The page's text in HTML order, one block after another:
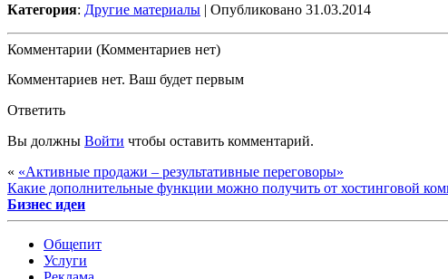
Категория: Другие материалы | Опубликовано 31.03.2014
Комментарии (Комментариев нет)
Комментариев нет. Ваш будет первым
Ответить
Вы должны Войти чтобы оставить комментарий.
« «Активные продажи – результативные переговоры»
Какие дополнительные функции можно получить от хостинговой
Бизнес идеи
Общепит
Услуги